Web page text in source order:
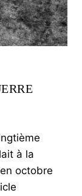
à la
octobre